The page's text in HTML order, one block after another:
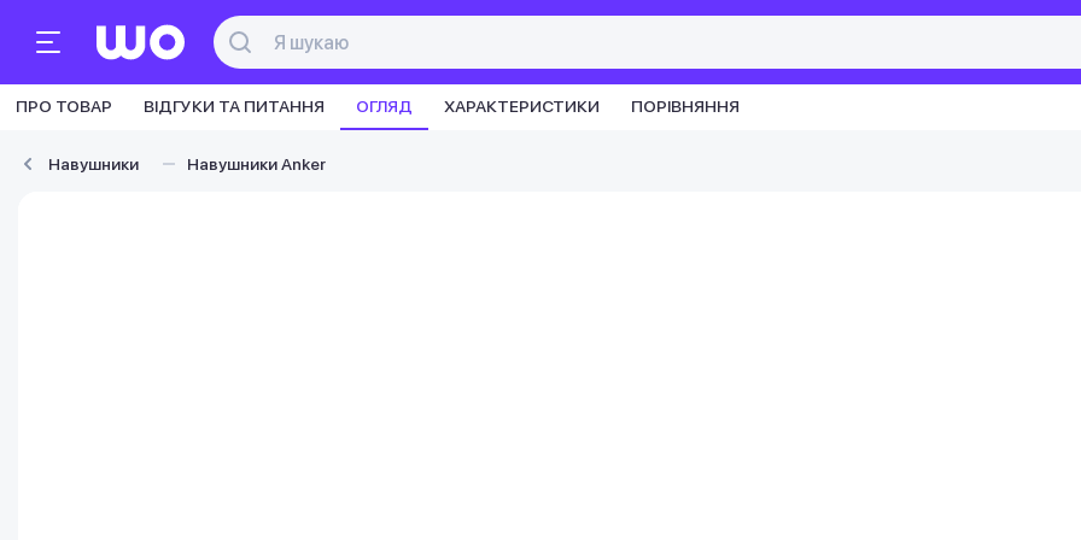
ПРО ТОВАР ВІДГУКИ ТА ПИТАННЯ ОГЛЯД ХАРАКТЕРИСТИКИ ПОРІВНЯННЯ
Навушники Навушники Anker